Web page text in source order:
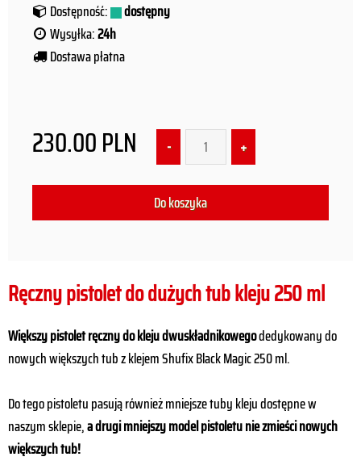
Dostępność:
dostępny
Wysyłka:24h
Dostawa płatna
230.00PLN
Ręczny pistolet do dużych tub kleju 250 ml
Większy pistolet ręczny do kleju dwuskładnikowegodedykowany do
nowych większych tub z klejem Shufix Black Magic 250 ml.
Do tego pistoletu pasują również mniejsze tuby kleju dostępne w
naszym sklepie,a drugi mniejszy model pistoletu nie zmieści nowych
większych tub!